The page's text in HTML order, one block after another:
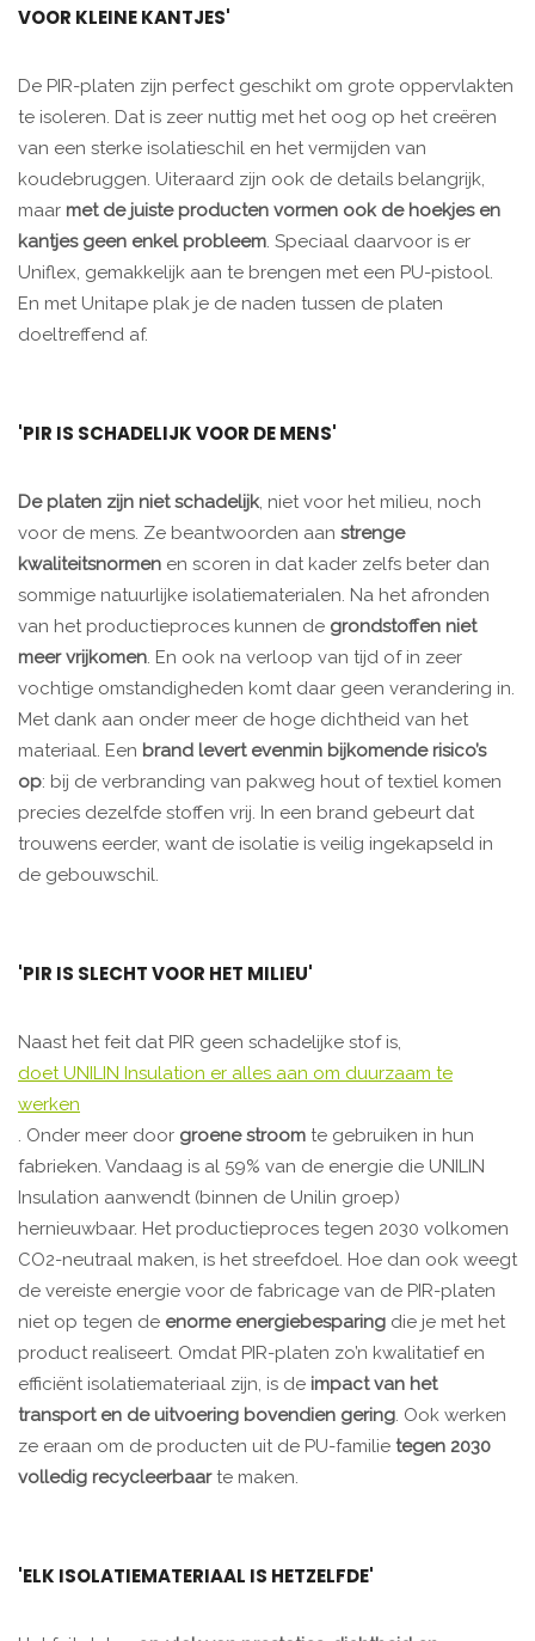
VOOR KLEINE KANTJES'
De PIR-platen zijn perfect geschikt om grote oppervlakten
te isoleren. Dat is zeer nuttig met het oog op het creëren
van een sterke isolatieschil en het vermijden van
koudebruggen. Uiteraard zijn ook de details belangrijk,
maar met de juiste producten vormen ook de hoekjes en
kantjes geen enkel probleem. Speciaal daarvoor is er
Uniflex, gemakkelijk aan te brengen met een PU-pistool.
En met Unitape plak je de naden tussen de platen
doeltreffend af.
'PIR IS SCHADELIJK VOOR DE MENS'
De platen zijn niet schadelijk, niet voor het milieu, noch
voor de mens. Ze beantwoorden aan strenge
kwaliteitsnormen en scoren in dat kader zelfs beter dan
sommige natuurlijke isolatiematerialen. Na het afronden
van het productieproces kunnen de grondstoffen niet
meer vrijkomen. En ook na verloop van tijd of in zeer
vochtige omstandigheden komt daar geen verandering in.
Met dank aan onder meer de hoge dichtheid van het
materiaal. Een brand levert evenmin bijkomende risico’s
op: bij de verbranding van pakweg hout of textiel komen
precies dezelfde stoffen vrij. In een brand gebeurt dat
trouwens eerder, want de isolatie is veilig ingekapseld in
de gebouwschil.
'PIR IS SLECHT VOOR HET MILIEU'
Naast het feit dat PIR geen schadelijke stof is,
doet UNILIN Insulation er alles aan om duurzaam te
werken
. Onder meer door groene stroom te gebruiken in hun
fabrieken. Vandaag is al 59% van de energie die UNILIN
Insulation aanwendt (binnen de Unilin groep)
hernieuwbaar. Het productieproces tegen 2030 volkomen
CO2-neutraal maken, is het streefdoel. Hoe dan ook weegt
de vereiste energie voor de fabricage van de PIR-platen
niet op tegen de enorme energiebesparing die je met het
product realiseert. Omdat PIR-platen zo’n kwalitatief en
efficiënt isolatiemateriaal zijn, is de impact van het
transport en de uitvoering bovendien gering. Ook werken
ze eraan om de producten uit de PU-familie tegen 2030
volledig recycleerbaarte maken.
'ELK ISOLATIEMATERIAAL IS HETZELFDE'